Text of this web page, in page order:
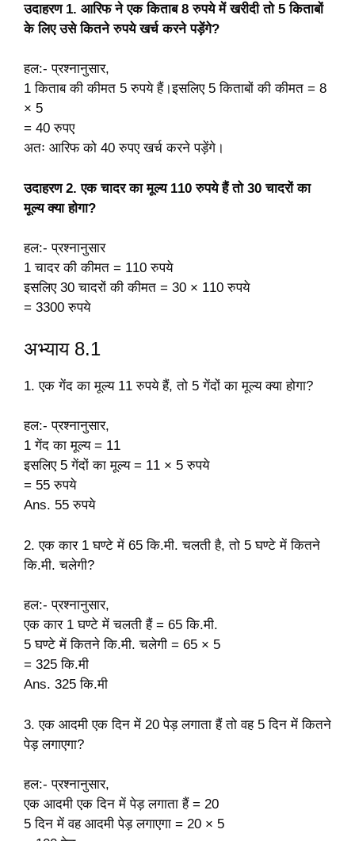
उदाहरण 1. आरिफ ने एक किताब 8 रुपये में खरीदी तो 5 किताबों
के लिए उसे कितने रुपये खर्च करने पड़ेंगे?
हल:- प्रश्नानुसार,
1 किताब की कीमत 5 रुपये हैं।इसलिए 5 किताबों की कीमत = 8
× 5
= 40 रुपए
अतः आरिफ को 40 रुपए खर्च करने पड़ेंगे।
उदाहरण 2. एक चादर का मूल्य 110 रुपये हैं तो 30 चादरों का
मूल्य क्या होगा?
हल:- प्रश्नानुसार
1 चादर की कीमत = 110 रुपये
इसलिए 30 चादरों की कीमत = 30 × 110 रुपये
= 3300 रुपये
अभ्याय 8.1
1. एक गेंद का मूल्य 11 रुपये हैं, तो 5 गेंदों का मूल्य क्या होगा?
हल:- प्रश्नानुसार,
1 गेंद का मूल्य = 11
इसलिए 5 गेंदों का मूल्य = 11 × 5 रुपये
= 55 रुपये
Ans. 55 रुपये
2. एक कार 1 घण्टे में 65 कि.मी. चलती है, तो 5 घण्टे में कितने
कि.मी. चलेगी?
हल:- प्रश्नानुसार,
एक कार 1 घण्टे में चलती हैं = 65 कि.मी.
5 घण्टे में कितने कि.मी. चलेगी = 65 × 5
= 325 कि.मी
Ans. 325 कि.मी
3. एक आदमी एक दिन में 20 पेड़ लगाता हैं तो वह 5 दिन में कितने
पेड़ लगाएगा?
हल:- प्रश्नानुसार,
एक आदमी एक दिन में पेड़ लगाता हैं = 20
5 दिन में वह आदमी पेड़ लगाएगा = 20 × 5